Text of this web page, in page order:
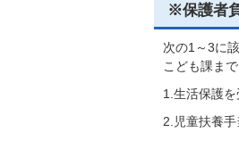
※保護者
次の1～3に
こども課ま
1.生活保護
2.児童扶養